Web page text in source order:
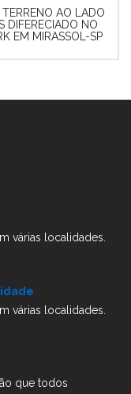
AO LADO
DIFERECIADO NO
EM MIRASSOL-SP
várias localidades.
várias localidades.
que todos